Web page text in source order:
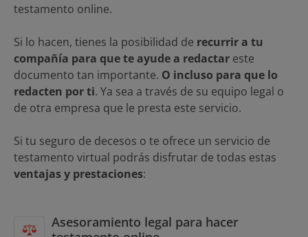
testamento online.
Si lo hacen, tienes la posibilidad de recurrir a tu
compañía para que te ayude a redactar este
documento tan importante. O incluso para que lo
redacten por ti. Ya sea a través de su equipo legal o
de otra empresa que le presta este servicio.
Si tu seguro de decesos o te ofrece un servicio de
testamento virtual podrás disfrutar de todas estas
ventajas y prestaciones:
Asesoramiento legal para hacer